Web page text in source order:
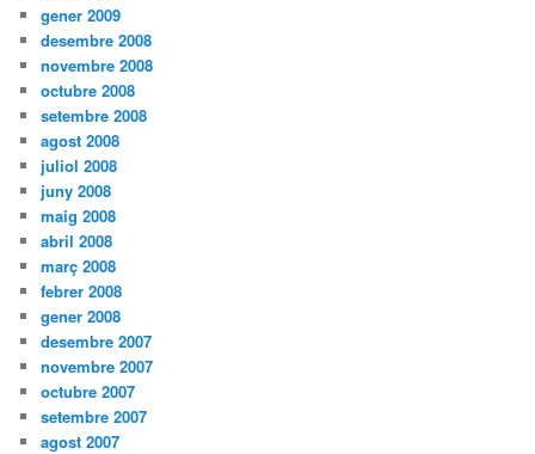
gener 2009
desembre 2008
novembre 2008
octubre 2008
setembre 2008
agost 2008
juliol 2008
juny 2008
maig 2008
abril 2008
març 2008
febrer 2008
gener 2008
desembre 2007
novembre 2007
octubre 2007
setembre 2007
agost 2007